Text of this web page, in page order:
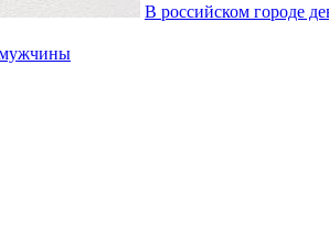
В российском городе